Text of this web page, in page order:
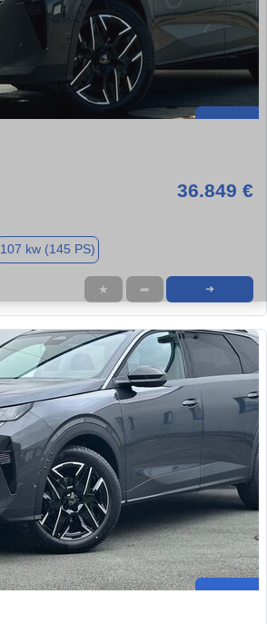
36.849 €
107 kw (145 PS)
★ ➦ ➜